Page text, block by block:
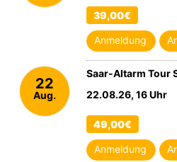
39,00€
Anmeldung
22
Aug.
2026
Saar-Altarm Tour
22.08.26, 16 Uhr
49,00€
Anmeldung